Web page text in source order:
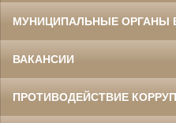
МУНИЦИПАЛЬНЫЕ ОРГАНЫ
ВАКАНСИИ
ПРОТИВОДЕЙСТВИЕ